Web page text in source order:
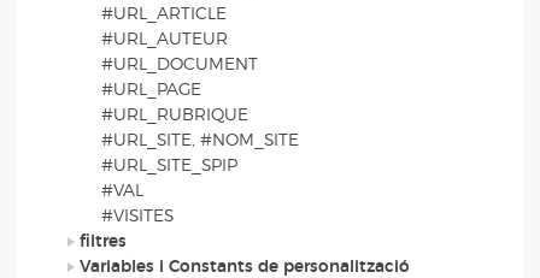
#URL_ARTICLE
#URL_AUTEUR
#URL_DOCUMENT
#URL_PAGE
#URL_RUBRIQUE
#URL_SITE, #NOM_SITE
#URL_SITE_SPIP
#VAL
#VISITES
filtres
Variables i Constants de personalització